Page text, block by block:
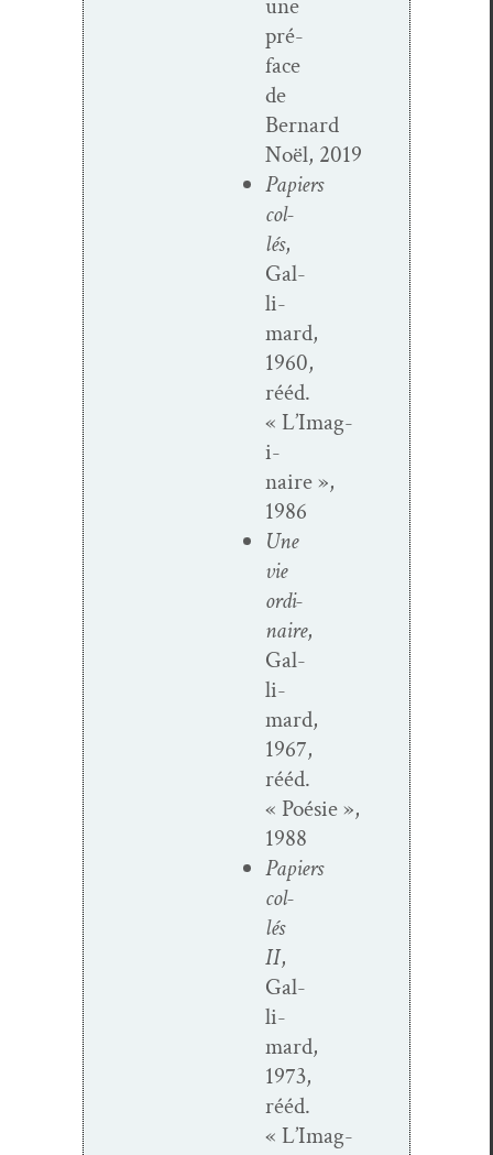
une
pré­
face
de
Bernard
Noël, 2019
Papiers
col­
lés,
Gal­
li­
mard,
1960,
rééd.
« L’Imag­
i­
naire »,
1986
Une
vie
ordi­
naire,
Gal­
li­
mard,
1967,
rééd.
« Poésie »,
1988
Papiers
col­
lés
II,
Gal­
li­
mard,
1973,
rééd.
« L’Imag­